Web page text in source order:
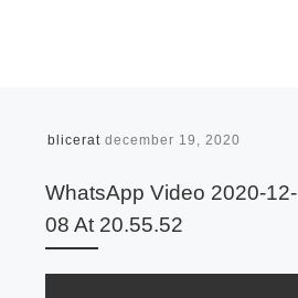
Publicerat december 19, 2020
WhatsApp Video 2020-12-
08 At 20.55.52